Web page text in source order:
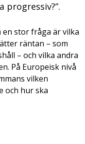
progressiv?”.
en stor fråga är vilka
räntan – som
– och vilka andra
På Europeisk nivå
vilken
och hur ska